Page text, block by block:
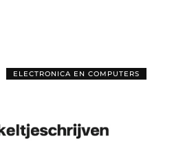
ELECTRONICA EN COMPUTERS